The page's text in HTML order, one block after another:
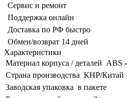
Сервис и ремонт
Поддержка онлайн
Доставка по РФ быстро
Обмен/возврат 14 дней
Характеристики
Материал корпуса / деталей ABS -
Страна производства КНР/Китай
Заводская упаковка в пакете